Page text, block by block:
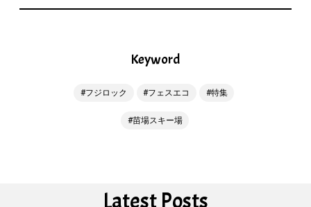
Keyword
フジロック フェスエコ 特集
苗場スキー場
Latest Posts